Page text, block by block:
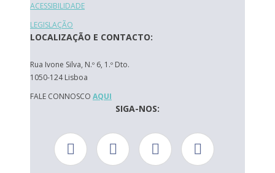
ACESSIBILIDADE
LEGISLAÇÃO
LOCALIZAÇÃO E CONTACTO:
Rua Ivone Silva, N.º 6, 1.º Dto.
1050-124 Lisboa
FALE CONNOSCO AQUI
SIGA-NOS: